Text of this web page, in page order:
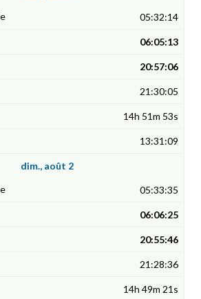
05:32:14
06:05:13
20:57:06
21:30:05
14h 51m 53s
13:31:09
dim., août 2
05:33:35
06:06:25
20:55:46
21:28:36
14h 49m 21s